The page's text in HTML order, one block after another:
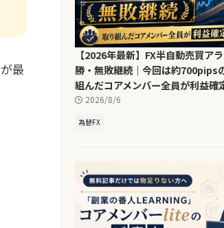
最
【2026年最新】FX半自動売買ア
勝・無敗継続｜今回は約700pips
組んだコアメンバー全員が利益確
2026/8/6
為替FX